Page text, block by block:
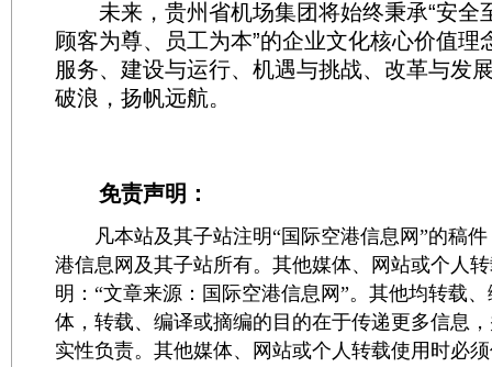
未来，贵州省机场集团将始终秉承“安全
顾客为尊、员工为本”的企业文化核心价值理
服务、建设与运行、机遇与挑战、改革与发
破浪，扬帆远航。
免责声明：
凡本站及其子站注明“国际空港信息网”的稿件
港信息网及其子站所有。其他媒体、网站或个人
明：“文章来源：国际空港信息网”。其他均转载
体，转载、编译或摘编的目的在于传递更多信息
实性负责。其他媒体、网站或个人转载使用时必